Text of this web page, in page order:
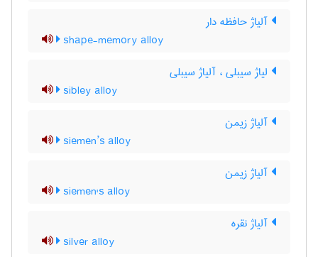
آلیاژ حافظه دار
shape-memory alloy
لیاژ سیبلی ، آلیاژ سیبلی
sibley alloy
آلیاژ زیمن
siemen’s alloy
آلیاژ زیمن
siemen's alloy
آلیاژ نقره
silver alloy